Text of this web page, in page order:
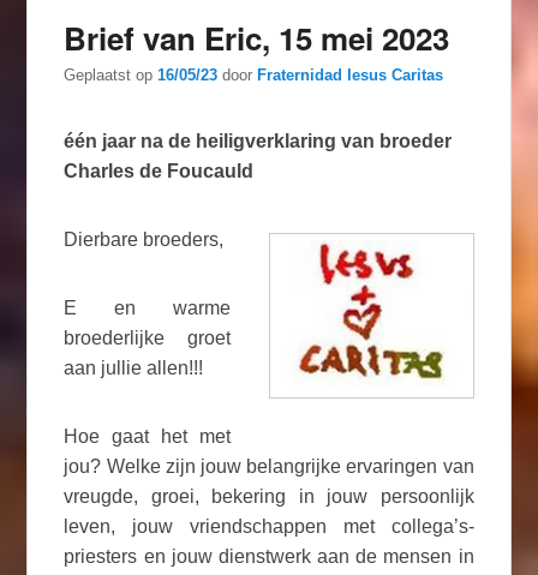
Brief van Eric, 15 mei 2023
Geplaatst op16/05/23 door Fraternidad Iesus Caritas
één jaar na de heiligverklaring van broeder
Charles de Foucauld
Dierbare broeders,
E en warme
broederlijke groet
aan jullie allen!!!
Hoe gaat het met
jou? Welke zijn jouw belangrijke ervaringen van
vreugde, groei, bekering in jouw persoonlijk
leven, jouw vriendschappen met collega’s-
priesters en jouw dienstwerk aan de mensen in